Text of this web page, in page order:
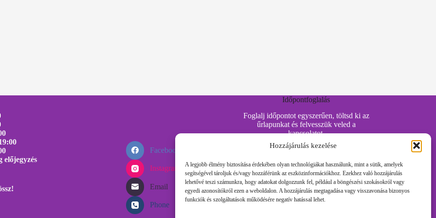
Hozzájárulás kezelése
A legjobb élmény biztosítása érdekében olyan technológiákat használunk, mint a sütik, amelyek
segítségével tároljuk és/vagy hozzáférünk az eszközinformációkhoz. Ezekhez való hozzájárulás
lehetővé teszi számunkra, hogy adatokat dolgozzunk fel, például a böngészési szokásokról vagy
egyedi azonosítókról ezen a weboldalon. A hozzájárulás megtagadása vagy visszavonása bizonyos
funkciók és szolgáltatások működésére negatív hatással lehet.
Facebook
Instagram
Email
Phone
Időpontfoglalás
Foglalj időpontot egyszerűen, töltsd ki az
űrlapunkat és felvesszük veled a
kapcsolatot.
Időpontot Foglalok!
Foglalj időpontot egyszerűen, töltsd ki az